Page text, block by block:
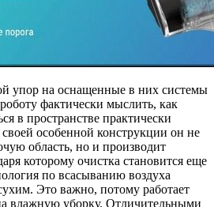
упор на оснащенные в них системы
фактически мыслить, как
в пространстве практически
особенной конструкции он не
область, но и производит
которому очистка становится еще
по всасыванию воздуха
Это важно, потому работает
влажную уборку. Отличительными